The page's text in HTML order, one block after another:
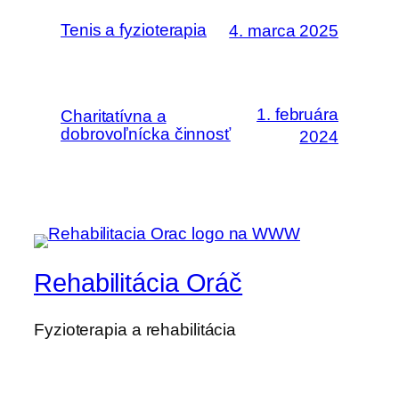
Tenis a fyzioterapia 4. marca 2025
Charitatívna a
dobrovoľnícka činnosť
1. februára
2024
Rehabilitácia Oráč
Fyzioterapia a rehabilitácia